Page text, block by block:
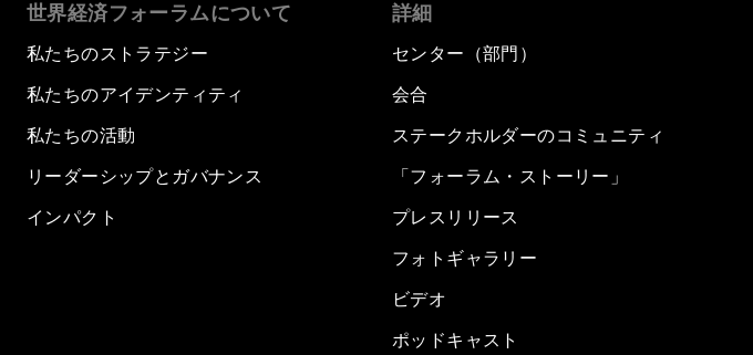
世界経済フォーラムについて
私たちのストラテジー
私たちのアイデンティティ
私たちの活動
リーダーシップとガバナンス
インパクト
詳細
センター（部門）
会合
ステークホルダーのコミュニティ
「フォーラム・ストーリー」
プレスリリース
フォトギャラリー
ビデオ
ポッドキャスト